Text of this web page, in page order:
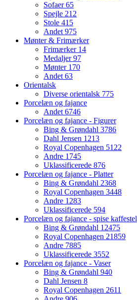
Sofaer65
Spejle 212
Stole 415
Andet 975
Mønter & Frimærker
Frimærker 14
Medaljer97
Mønter 170
Andet 63
Orientalsk
Diverse orientalsk 775
Porcelæn og fajance
Andet 6746
Porcelæn og fajance - Figurer
Bing & Grøndahl 3786
Dahl Jensen 1213
Royal Copenhagen 5122
Andre 1745
Uklassificerede 876
Porcelæn og fajance - Platter
Bing & Grøndahl 2368
Royal Copenhagen 3448
Andre 1283
Uklassificerede 594
Porcelæn og fajance - spise kaffestel
Bing & Grøndahl 12475
Royal Copenhagen 21859
Andre 7885
Uklassificerede 3552
Porcelæn og fajance - Vaser
Bing & Grøndahl 940
Dahl Jensen 8
Royal Copenhagen 2611